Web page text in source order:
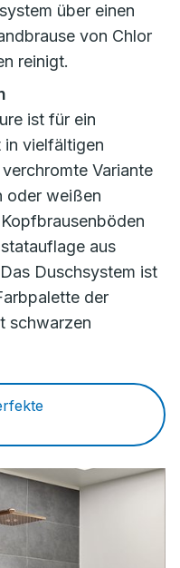
über einen
von Chlor
reinigt.
ist für ein
in vielfältigen
Variante
oder weißen
aus
Duschsystem ist
der
schwarzen